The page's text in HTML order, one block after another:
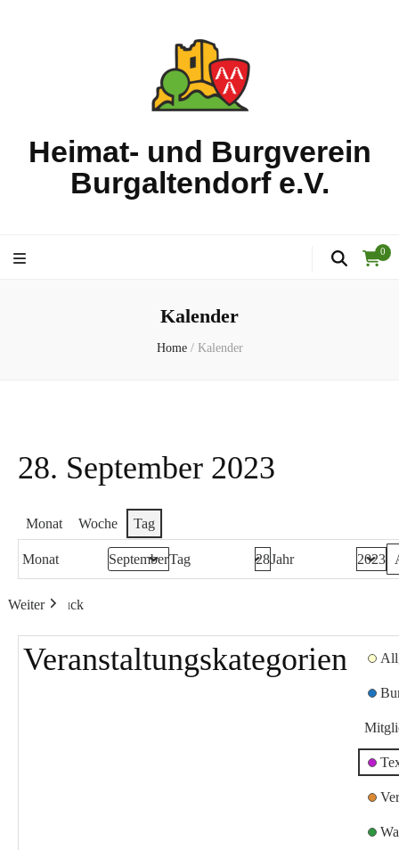
Heimat- und Burgverein
Burgaltendorf e.V.
0
Kalender
Home / Kalender
28. September 2023
Monat Woche Tag
Monat Tag Jahr
Zurück
Heute
Weiter
Veranstaltungskategorien